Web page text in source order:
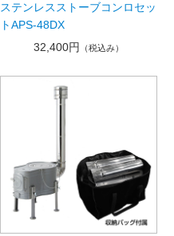
ステンレスストーブコンロセッ
トAPS-48DX
32,400円
（税込み）